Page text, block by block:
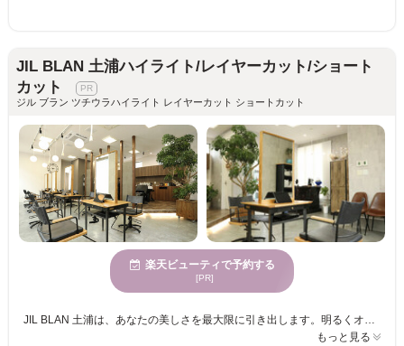
JIL BLAN 土浦ハイライト/レイヤーカット/ショート
カット
ジル ブラン ツチウラハイライト レイヤーカット ショートカット
楽天ビューティで予約する
[PR]
もっと見る